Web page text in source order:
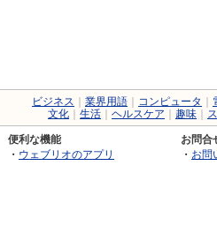
ビジネス 業界用語 コンピュータ
文化
生活 ヘルスケア 趣味
便利な機能
・ ウェブリオのアプリ
お問合
・ お問